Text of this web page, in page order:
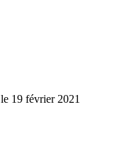
le 19 février 2021